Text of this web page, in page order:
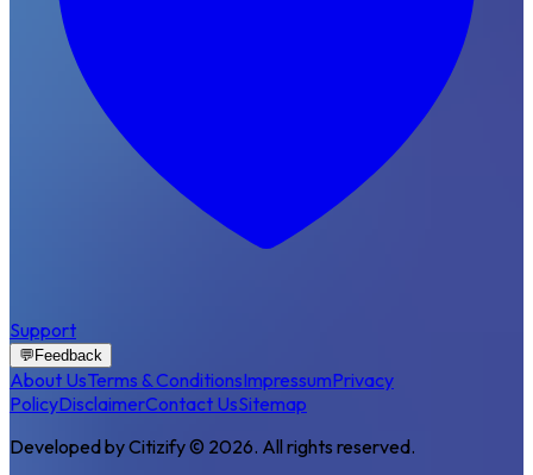
Support
💬Feedback
About UsTerms & ConditionsImpressumPrivacy
PolicyDisclaimerContact UsSitemap
Developed by Citizify © 2026. All rights reserved.